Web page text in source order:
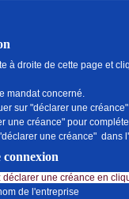
à droite de cette page et
mandat concerné.
sur "déclarer une créance"
une créance" pour
une créance" dans
une créance en
de l'entreprise